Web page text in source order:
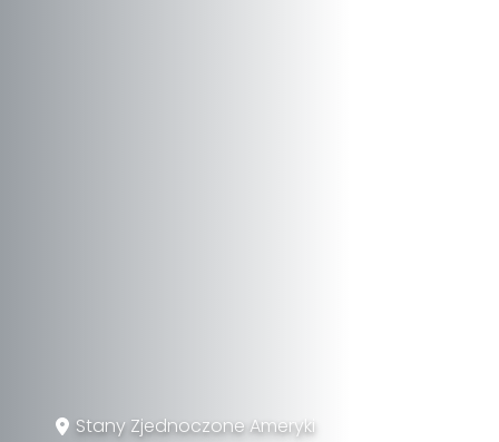
Stany Zjednoczone Ameryki